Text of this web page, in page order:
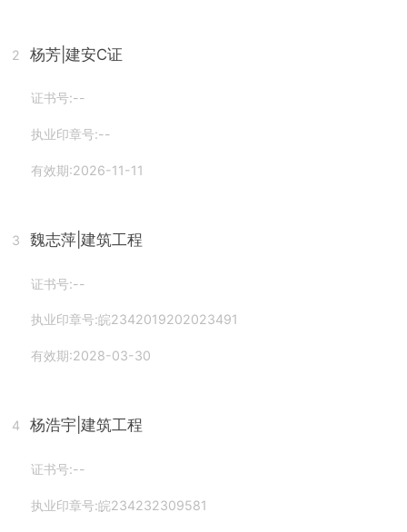
2 杨芳 |建安C证
证书号:--
执业印章号:--
有效期:2026-11-11
3 魏志萍 |建筑工程
证书号:--
执业印章号:皖2342019202023491
有效期:2028-03-30
4 杨浩宇 |建筑工程
证书号:--
执业印章号:皖234232309581